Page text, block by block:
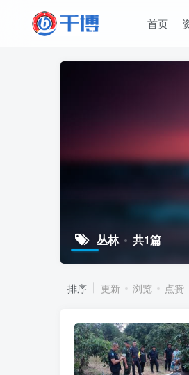
首页
丛林 共1篇
排序 更新 浏览 点赞